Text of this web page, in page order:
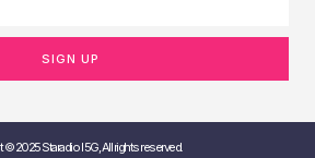
SIGN UP
© 2025 Staradio I 5G, All rights reserved.